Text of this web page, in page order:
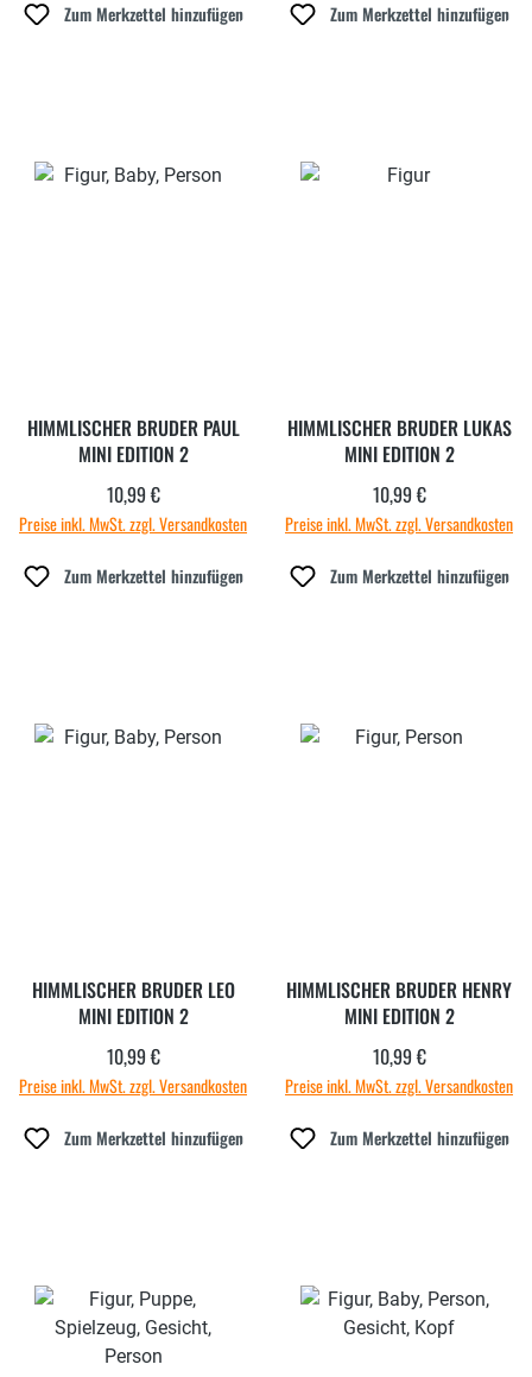
Zum Merkzettel hinzufügen Zum Merkzettel hinzufügen
HIMMLISCHER BRUDER PAUL
MINI EDITION 2
Regulärer Preis:
10,99 €
Preise inkl. MwSt. zzgl. Versandkosten
Zum Merkzettel hinzufügen
HIMMLISCHER BRUDER LUKAS
MINI EDITION 2
Regulärer Preis:
10,99 €
Preise inkl. MwSt. zzgl. Versandkosten
Zum Merkzettel hinzufügen
HIMMLISCHER BRUDER LEO
MINI EDITION 2
Regulärer Preis:
10,99 €
Preise inkl. MwSt. zzgl. Versandkosten
Zum Merkzettel hinzufügen
HIMMLISCHER BRUDER HENRY
MINI EDITION 2
Regulärer Preis:
10,99 €
Preise inkl. MwSt. zzgl. Versandkosten
Zum Merkzettel hinzufügen